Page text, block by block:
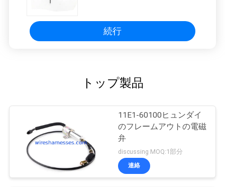
続行
トップ製品
11E1-60100ヒュンダイ
のフレームアウトの電磁
弁
discussing MOQ:1部分
連絡